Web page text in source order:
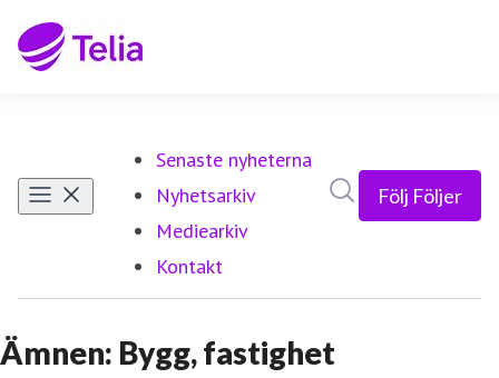
Senaste nyheterna
Nyhetsarkiv
Mediearkiv
Kontakt
Följ Följer
Ämnen: Bygg, fastighet